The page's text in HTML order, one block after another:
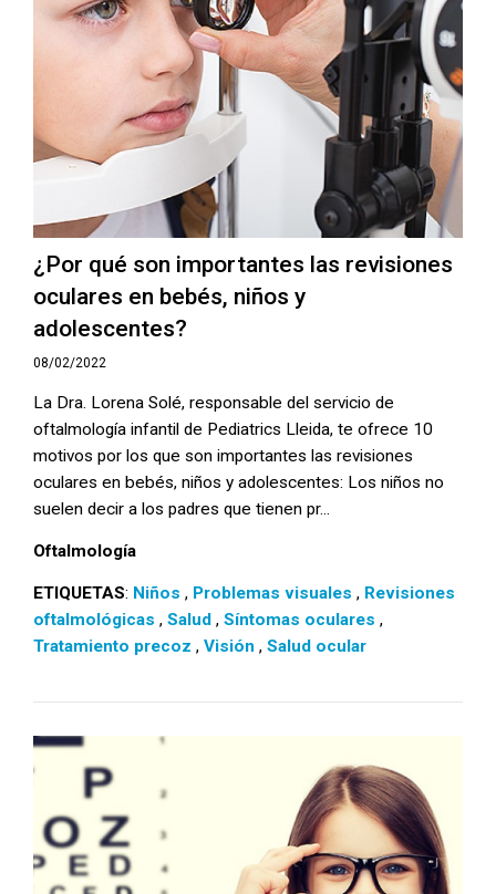
¿Por qué son importantes las revisiones
oculares en bebés, niños y
adolescentes?
08/02/2022
La Dra. Lorena Solé, responsable del servicio de
oftalmología infantil de Pediatrics Lleida, te ofrece 10
motivos por los que son importantes las revisiones
oculares en bebés, niños y adolescentes: Los niños no
suelen decir a los padres que tienen pr...
Oftalmología
ETIQUETAS: Niños , Problemas visuales , Revisiones
oftalmológicas , Salud , Síntomas oculares ,
Tratamiento precoz , Visión , Salud ocular